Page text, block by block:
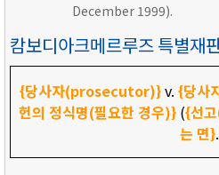
December 1999).
캄보디아크메르루즈 특별재
{당사자(prosecutor)}v. {당사
헌의 정식명(필요한 경우)} ({선
는 면}.